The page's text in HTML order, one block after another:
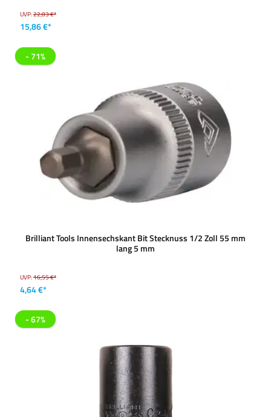
UVP:22,03 €*
15,86 €*
- 71%
Brilliant Tools Innensechskant Bit Stecknuss 1/2 Zoll 55 mm
lang 5 mm
UVP:16,55 €*
4,64 €*
- 67%